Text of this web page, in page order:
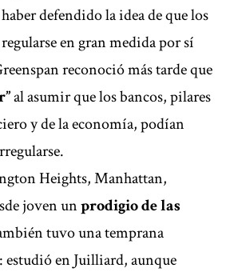
defendido la idea de que los
en gran medida por sí
reconoció más tarde que
al asumir que los bancos, pilares
y de la economía, podían
Heights, Manhattan,
joven unprodigio de las
tuvo una temprana
estudió en Juilliard, aunque